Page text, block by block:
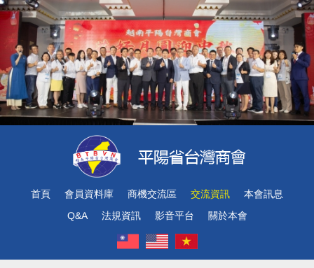
首頁 會員資料庫 商機交流區 交流資訊
本會訊息
Q&A
法規資訊 影音平台 關於本會